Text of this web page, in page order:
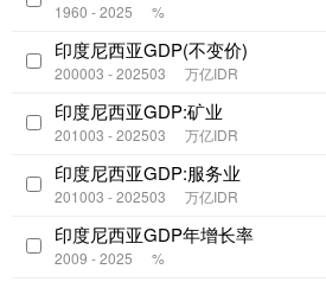
1960 - 2025 %
印度尼西亚GDP(不变价)
200003 - 202503 万亿IDR
印度尼西亚GDP:矿业
201003 - 202503 万亿IDR
印度尼西亚GDP:服务业
201003 - 202503 万亿IDR
印度尼西亚GDP年增长率
2009 - 2025 %